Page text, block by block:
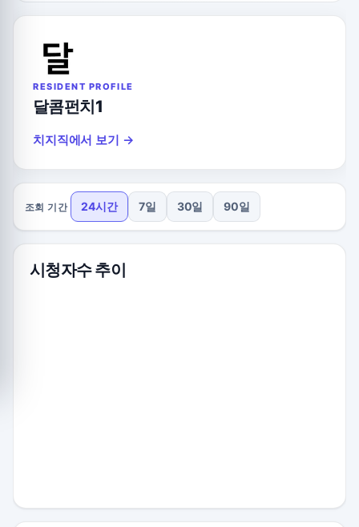
RESIDENT PROFILE
달콤펀치1
치지직에서 보기 →
조회 기간 24시간 7일 30일 90일
시청자수 추이